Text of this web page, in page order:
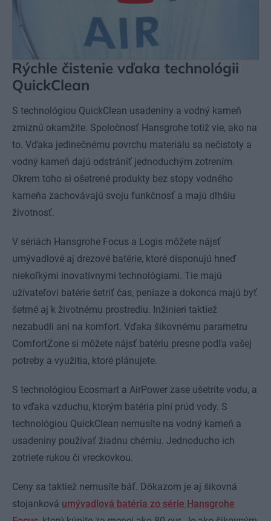
Rýchle čistenie vďaka technológii
QuickClean
S technológiou QuickClean usadeniny a vodný kameň
zmiznú okamžite. Spoločnosť Hansgrohe totiž vie, ako na
to. Vďaka jedinečnému povrchu materiálu sa nečistoty a
vodný kameň dajú odstrániť jednoduchým zotrením.
Okrem toho si ošetrené produkty bez stopy vodného
kameňa zachovávajú svoju funkčnosť a majú dlhšiu
životnosť.
V sériách Hansgrohe Focus a Logis môžete nájsť
umývadlové aj drezové batérie, ktoré disponujú hneď
niekoľkými inovatívnymi technológiami. Tie majú
užívateľovi batérie šetriť čas, peniaze a dokonca majú byť
šetrné aj k životnému prostrediu. Inžinieri taktiež
nezabudli ani na komfort. Vďaka šikovnému parametru
ComfortZone si môžete nájsť batériu presne podľa vašej
potreby a využitia, ktoré plánujete.
S technológiou Ecosmart a AirPower zase ušetríte vodu, a
to vďaka vzduchu, ktorým batéria plní prúd vody. S
technológiou QuickClean nemusíte na vodný kameň a
usadeniny používať žiadnu chémiu. Jednoducho ich
zotriete rukou či vreckovkou.
Ceny sa taktiež nemusíte báť. Dôkazom je aj šikovná
stojanková umývadlová batéria zo série Hansgrohe